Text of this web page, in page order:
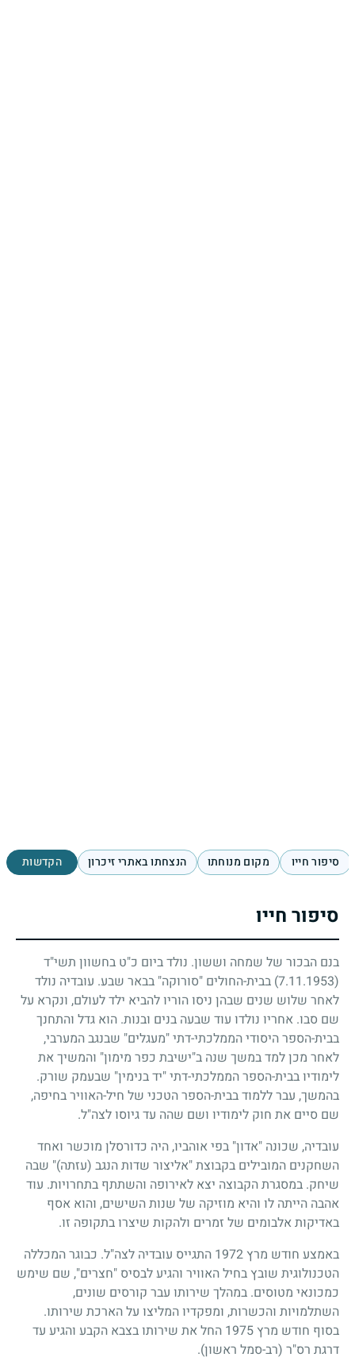
סיפור חייו מקום מנוחתו הנצחתו באתרי זיכרון הקדשות
סיפור חייו
בנם הבכור של שמחה וששון. נולד ביום כ"ט בחשוון תשי"ד
(7.11.1953)
בבית-החולים "סורוקה" בבאר שבע. עובדיה נולד
לאחר שלוש שנים שבהן ניסו הוריו להביא ילד לעולם, ונקרא על
שם סבו. אחריו נולדו עוד שבעה בנים ובנות. הוא גדל והתחנך
בבית-הספר היסודי הממלכתי-דתי "מעגלים" שבנגב המערבי,
לאחר מכן למד במשך שנה ב"ישיבת כפר מימון" והמשיך את
לימודיו בבית-הספר הממלכתי-דתי "יד בנימין" שבעמק שורק.
בהמשך, עבר ללמוד בבית-הספר הטכני של חיל-האוויר בחיפה,
שם סיים את חוק לימודיו ושם שהה עד גיוסו לצה"ל.
עובדיה, שכונה "אדון" בפי אוהביו, היה כדורסלן מוכשר ואחד
השחקנים המובילים בקבוצת "אליצור שדות הנגב (עזתה)" שבה
שיחק. במסגרת הקבוצה יצא לאירופה והשתתף בתחרויות. עוד
אהבה הייתה לו והיא מוזיקה של שנות השישים, והוא אסף
באדיקות אלבומים של זמרים ולהקות שיצרו בתקופה זו.
באמצע חודש מרץ 1972 התגייס עובדיה לצה"ל. כבוגר המכללה
הטכנולוגית שובץ בחיל האוויר והגיע לבסיס "חצרים", שם שימש
כמכונאי מטוסים. במהלך שירותו עבר קורסים שונים,
השתלמויות והכשרות, ומפקדיו המליצו על הארכת שירותו.
בסוף חודש מרץ 1975 החל את שירותו בצבא הקבע והגיע עד
דרגת רס"ר (רב-סמל ראשון).